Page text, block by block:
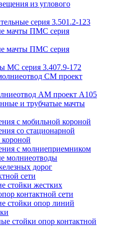
из углового
серия 3.501.2-123
мачты ПМС серия
мачты ПМС серия
МС серия 3.407.9-172
СМ проект
АМ проект А105
и трубчатые мачты
с мобильной короной
со стационарной
с молниеприемником
молниеотводы
дорог
сети
стойки жестких
контактной сети
стойки опор линий
стойки опор контактной